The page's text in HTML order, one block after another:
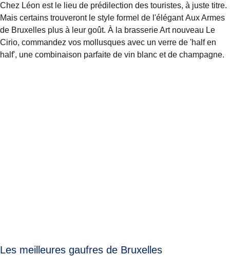
Chez Léon est le lieu de prédilection des touristes, à juste titre.
Mais certains trouveront le style formel de l'élégantAux Armes
de Bruxelles plus à leur goût. À la brasserie Art nouveau Le
Cirio, commandez vos mollusques avec un verre de 'half en
half', une combinaison parfaite de vin blanc et de champagne.
Les meilleures gaufres de Bruxelles